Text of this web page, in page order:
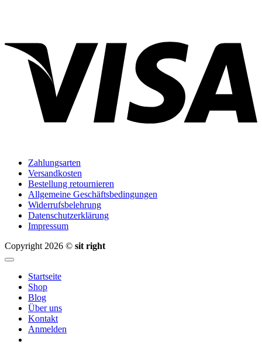
Zahlungsarten
Versandkosten
Bestellung retournieren
Allgemeine Geschäftsbedingungen
Widerrufsbelehrung
Datenschutzerklärung
Impressum
Copyright 2026 © sit right
Startseite
Shop
Blog
Über uns
Kontakt
Anmelden